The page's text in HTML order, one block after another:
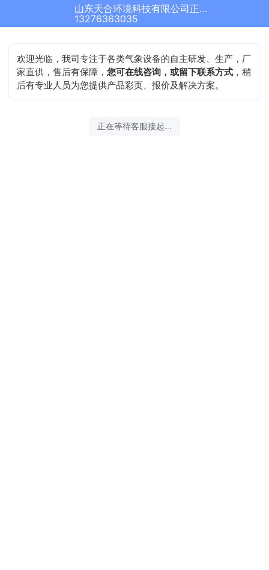
山东天合环境科技有限公司正在为您服务
13276363035
欢迎光临，我司专注于各类气象设备的自主研发、生产，厂
家直供，售后有保障，您可在线咨询，或留下联系方式 ，稍
后有专业人员为您提供产品彩页、报价及解决方案。
正在等待客服接起...